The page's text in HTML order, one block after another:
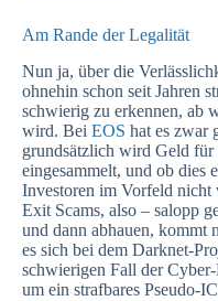
Am Rande der Legalität
Nun ja, über die
ohnehin schon seit Jahren
schwierig zu erkennen, ab
wird. Bei EOS hat es zwar
grundsätzlich wird Geld für
eingesammelt, und ob dies
Investoren im Vorfeld nicht
Exit Scams, also – salopp
und dann abhauen, kommt
es sich bei dem Darknet-
schwierigen Fall der
um ein strafbares Pseudo-